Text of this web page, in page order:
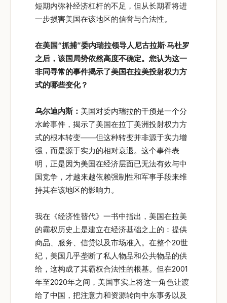
短期内弥补经济杠杆的不足，但从长期看将进
一步损害美国在该地区的信誉与合法性。
在美国“抓捕”委内瑞拉领导人尼古拉斯·马杜罗
之后，该国局势依然高度不确定。您认为这一
非同寻常的事件揭示了美国在拉美投射权力方
式的哪些变化？
乌尔迪内斯： 美国对委内瑞拉的干预是一个分
水岭事件，揭示了美国在拉丁美洲投射权力方
式的根本转变——但这种转变并非源于实力增
强，而是源于实力的相对衰退。这个事件表
明，正是因为美国在经济层面已无法有效与中
国竞争，才越来越依赖强制性和军事手段来维
持其在该地区的影响力。
我在《经济性替代》一书中指出，美国在拉美
的霸权历史上是建立在经济基础之上的：提供
商品、服务、信贷以及市场准入。在整个20世
纪，美国几乎垄断了私人物品和公共物品的供
给，这构成了其霸权合法性的根基。但在2001
年至2020年之间，美国事实上将这一角色让渡
给了中国，把注意力和资源转向中东事务以及